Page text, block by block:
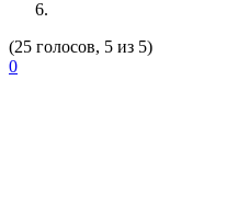
(25 голосов, 5 из 5)
0